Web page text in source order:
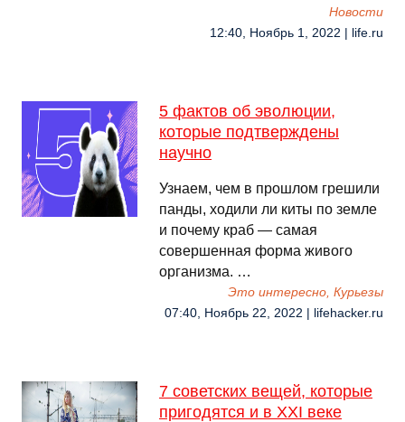
Новости
12:40, Ноябрь 1, 2022 | life.ru
5 фактов об эволюции,
которые подтверждены
научно
Узнаем, чем в прошлом грешили
панды, ходили ли киты по земле
и почему краб — самая
совершенная форма живого
организма. …
Это интересно, Курьезы
07:40, Ноябрь 22, 2022 | lifehacker.ru
7 советских вещей, которые
пригодятся и в XXI веке